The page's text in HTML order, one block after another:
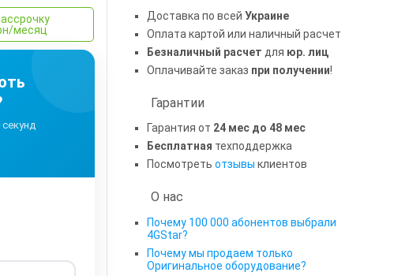
месяц
секунд
Доставка по всей Украине
Оплата картой или наличный расчет
Безналичный расчет для юр. лиц
Оплачивайте заказ при получении!
Гарантии
Гарантия от 24 мес до 48 мес
Бесплатная техподдержка
Посмотреть отзывы клиентов
О нас
Почему 100 000 абонентов выбрали
4GStar?
Почему мы продаем только
Оригинальное оборудование?